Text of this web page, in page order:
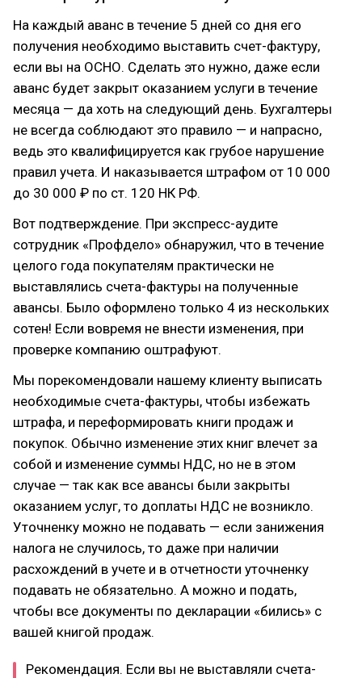
На каждый аванс в течение 5 дней со дня его
получения необходимо выставить счет-фактуру,
если вы на ОСНО. Сделать это нужно, даже если
аванс будет закрыт оказанием услуги в течение
месяца — да хоть на следующий день. Бухгалтеры
не всегда соблюдают это правило — и напрасно,
ведь это квалифицируется как грубое нарушение
правил учета. И наказывается штрафом от 10 000
до 30 000 ₽ по ст. 120 НК РФ.
Вот подтверждение. При экспресс-аудите
сотрудник «Профдело» обнаружил, что в течение
целого года покупателям практически не
выставлялись счета-фактуры на полученные
авансы. Было оформлено только 4 из нескольких
сотен! Если вовремя не внести изменения, при
проверке компанию оштрафуют.
Мы порекомендовали нашему клиенту выписать
необходимые счета-фактуры, чтобы избежать
штрафа, и переформировать книги продаж и
покупок. Обычно изменение этих книг влечет за
собой и изменение суммы НДС, но не в этом
случае — так как все авансы были закрыты
оказанием услуг, то доплаты НДС не возникло.
Уточненку можно не подавать — если занижения
налога не случилось, то даже при наличии
расхождений в учете и в отчетности уточненку
подавать не обязательно. А можно и подать,
чтобы все документы по декларации «бились» с
вашей книгой продаж.
Рекомендация. Если вы не выставляли счета-